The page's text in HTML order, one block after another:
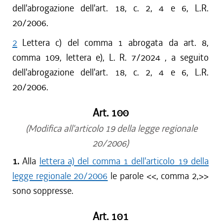
dell'abrogazione dell'art. 18, c. 2, 4 e 6, L.R.
20/2006.
2 Lettera c) del comma 1 abrogata da art. 8,
comma 109, lettera e), L. R. 7/2024 , a seguito
dell'abrogazione dell'art. 18, c. 2, 4 e 6, L.R.
20/2006.
Art. 100
(Modifica all'articolo 19 della legge regionale
20/2006)
1.Alla lettera a) del comma 1 dell'articolo 19 della
legge regionale 20/2006 le parole <<, comma 2,>>
sono soppresse.
Art. 101